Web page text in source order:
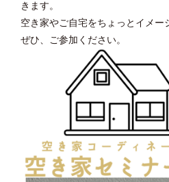
きます。
空き家やご自宅をちょっとイメー
ぜひ、ご参加ください。